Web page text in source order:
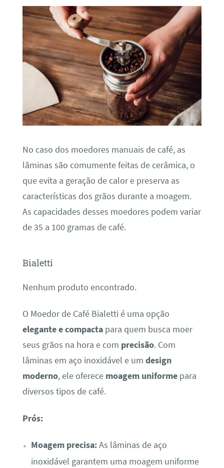
No caso dos moedores manuais de café, as
lâminas são comumente feitas de cerâmica, o
que evita a geração de calor e preserva as
características dos grãos durante a moagem.
As capacidades desses moedores podem variar
de 35 a 100 gramas de café.
Bialetti
Nenhum produto encontrado.
O Moedor de Café Bialetti é uma opção
elegante e compactapara quem busca moer
seus grãos na hora e com precisão. Com
lâminas em aço inoxidável e um design
moderno, ele oferece moagem uniformepara
diversos tipos de café.
Prós:
Moagem precisa:As lâminas de aço
inoxidável garantem uma moagem uniforme